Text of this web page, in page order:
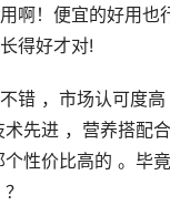
啊！便宜的好用也
得好才对!
错 ，市场认可度
先进 ，营养搭配
性价比高的 。毕